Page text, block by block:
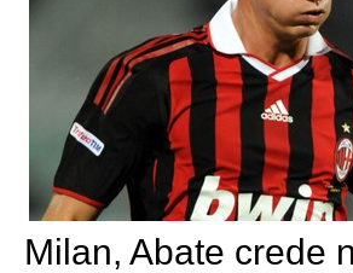
Milan, Abate crede